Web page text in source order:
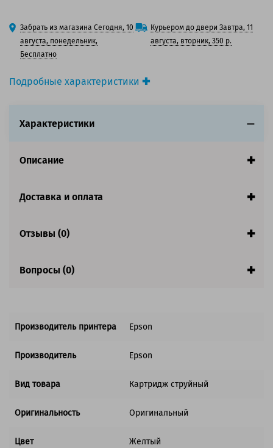
Подробные характеристики
Вид товара:Картридж струйный
Ресурс:800 страниц формата А4 при 5%
Страна:Япония
Обратите внимание:
Акция! Количество ограничено.
100 баллов
125 баллов
Забрать из магазина Сегодня, 10
августа, понедельник,
Бесплатно
Курьером до двери Завтра, 11
августа, вторник, 350 р.
Характеристики
Описание
Доставка и оплата
Отзывы (0)
Вопросы (0)
Производитель принтера Epson
Производитель Epson
Вид товара Картридж струйный
Оригинальность Оригинальный
Цвет Желтый